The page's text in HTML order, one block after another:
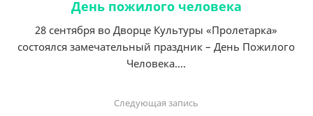
День пожилого человека
28 сентября во Дворце Культуры «Пролетарка»
состоялся замечательный праздник – День Пожилого
Человека....
Следующая запись